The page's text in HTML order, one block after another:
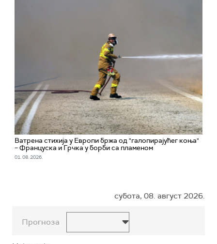
Ватрена стихија у Европи бржа од "галопирајућег коња"
– Француска и Грчка у борби са пламеном
01. 08. 2026.
субота, 08. август 2026.
Прогноза